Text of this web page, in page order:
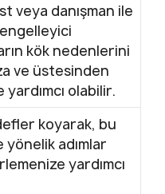
veya danışman ile
engelleyici
kök nedenlerini
ve üstesinden
yardımcı olabilir.
koyarak, bu
adımlar
yardımcı